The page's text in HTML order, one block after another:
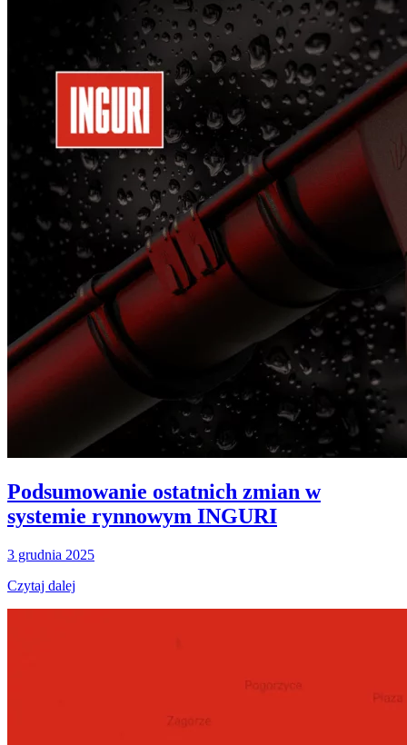
Podsumowanie ostatnich zmian w
systemie rynnowym INGURI
3 grudnia 2025
Czytaj dalej